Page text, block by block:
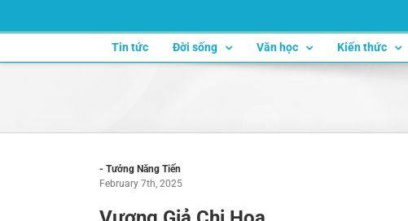
Tin tức Đời sống Văn học Kiến thức
- Tưởng Năng Tiến
February 7th, 2025